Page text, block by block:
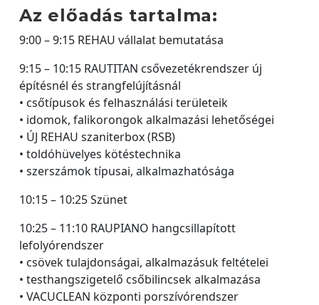
Az előadás tartalma:
9:00 – 9:15 REHAU vállalat bemutatása
9:15 – 10:15 RAUTITAN csővezetékrendszer új
építésnél és strangfelújításnál
• csőtípusok és felhasználási területeik
• idomok, falikorongok alkalmazási lehetőségei
• ÚJ REHAU szaniterbox (RSB)
• toldóhüvelyes kötéstechnika
• szerszámok típusai, alkalmazhatósága
10:15 – 10:25 Szünet
10:25 – 11:10 RAUPIANO hangcsillapított
lefolyórendszer
• csövek tulajdonságai, alkalmazásuk feltételei
• testhangszigetelő csőbilincsek alkalmazása
• VACUCLEAN központi porszívórendszer